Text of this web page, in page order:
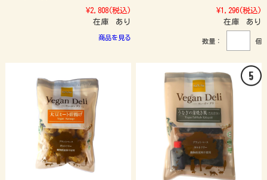
¥2,808(税込)
在庫 あり
商品を見る
¥1,296(税込)
在庫 あり
数量： 個